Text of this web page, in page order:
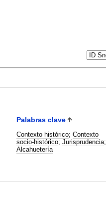
Palabras clave
Contexto histórico; Contexto
socio-histórico; Jurisprudencia;
Alcahuetería